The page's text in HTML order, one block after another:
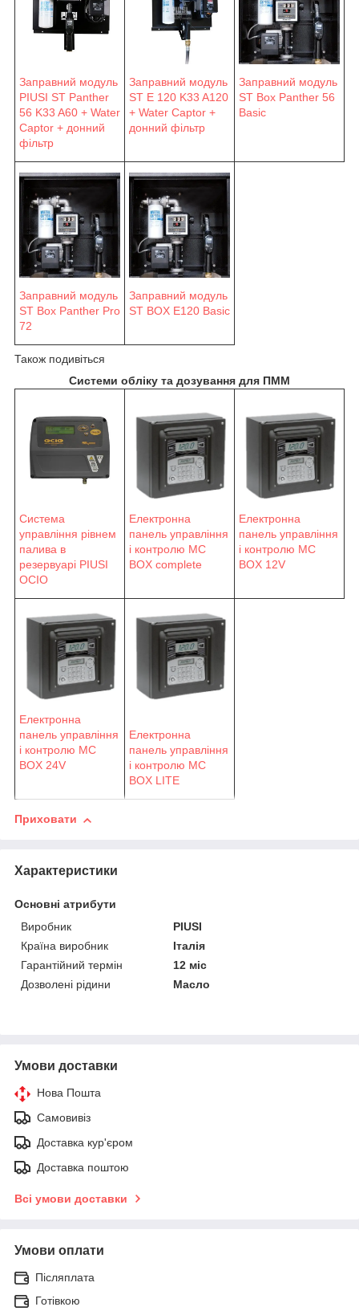
Заправний модуль
PIUSI ST Panther
56 K33 A60 + Water
Captor + донний
фільтр
Заправний модуль
ST E 120 K33 A120
+ Water Captor +
донний фільтр
Заправний модуль
ST Box Panther 56
Basic
Заправний модуль
ST Box Panther Pro
72
Заправний модуль
ST BOX E120 Basic
Також подивіться
Системи обліку та дозування для ПММ
Система
управління рівнем
палива в
резервуарі PIUSI
OCIO
Електронна
панель управління
і контролю MC
BOX complete
Електронна
панель управління
і контролю MC
BOX 12V
Електронна
панель управління
і контролю MC
BOX 24V
Електронна
панель управління
і контролю MC
BOX LITE
Приховати
Характеристики
Основні атрибути
Виробник
PIUSI
Країна виробник
Італія
Гарантійний термін
12 міс
Дозволені рідини
Масло
Умови доставки
Нова Пошта
Самовивіз
Доставка кур'єром
Доставка поштою
Всі умови доставки
Умови оплати
Післяплата
Готівкою